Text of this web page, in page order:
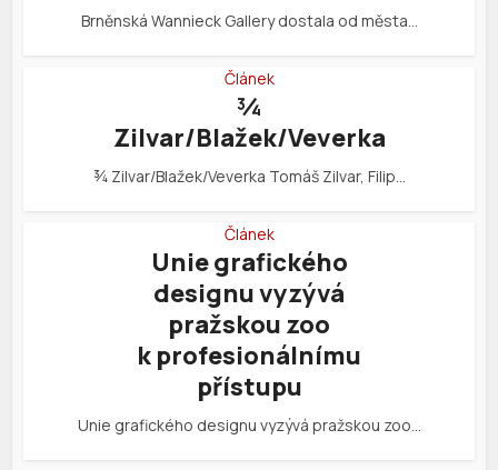
Brněnská Wannieck Gallery dostala od města…
Článek
¾
Zilvar/Blažek/Veverka
¾ Zilvar/Blažek/Veverka Tomáš Zilvar, Filip…
Článek
Unie grafického
designu vyzývá
pražskou zoo
k profesionálnímu
přístupu
Unie grafického designu vyzývá pražskou zoo…